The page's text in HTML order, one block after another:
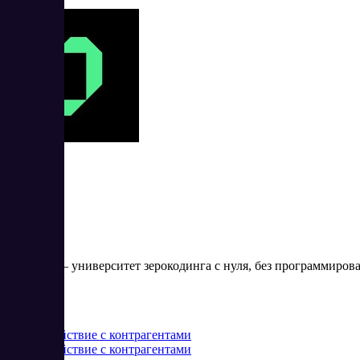
Zerocoder – университет зерокодинга с нуля, без
Взаимодействие с контрагентами
Взаимодействие с контрагентами